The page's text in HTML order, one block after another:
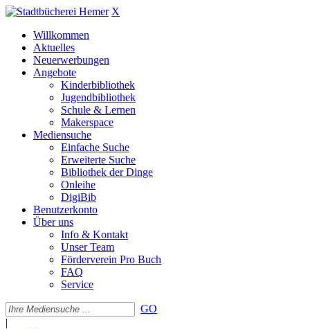
X
Willkommen
Aktuelles
Neuerwerbungen
Angebote
Kinderbibliothek
Jugendbibliothek
Schule & Lernen
Makerspace
Mediensuche
Einfache Suche
Erweiterte Suche
Bibliothek der Dinge
Onleihe
DigiBib
Benutzerkonto
Über uns
Info & Kontakt
Unser Team
Förderverein Pro Buch
FAQ
Service
GO
|